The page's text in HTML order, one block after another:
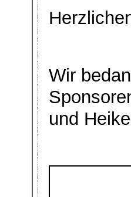
Wir
und